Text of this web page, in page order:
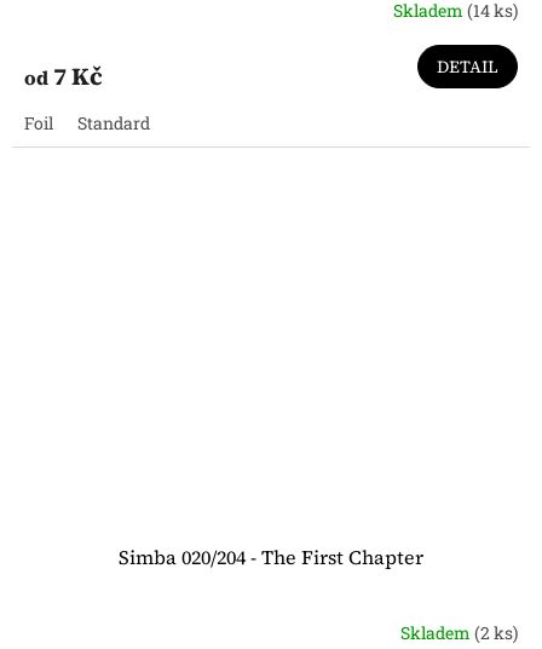
Skladem (14 ks)
od 7 Kč DETAIL
Foil Standard
Simba 020/204 - The First Chapter
Skladem (2 ks)